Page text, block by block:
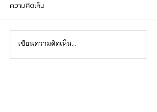
จัดฟันต้อนรับเปิดเทอม
ความคิดเห็น
เขียนความคิดเห็น…